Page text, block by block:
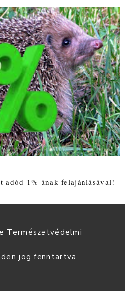
adód 1%-ának felajánlásával!
Természetvédelmi
jog fenntartva